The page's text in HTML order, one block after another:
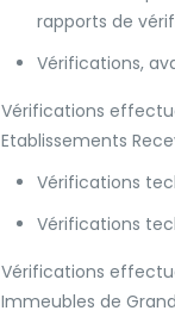
rapports de
Vérifications,
Vérifications
Etablissements
Vérifications
Vérifications
Vérifications
Immeubles de